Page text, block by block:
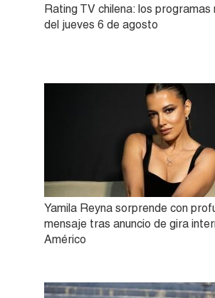
Rating TV chilena: los programas
del jueves 6 de agosto
Yamila Reyna sorprende con
mensaje tras anuncio de gira
Américo